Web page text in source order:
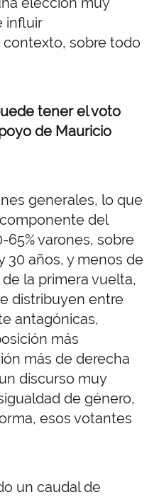
influir
sobre todo
tener el voto
de Mauricio
generales, lo que
del
varones, sobre
30 años, y menos de
la primera vuelta,
distribuyen entre
antagónicas,
más
más de derecha
discurso muy
de género,
esos votantes
un caudal de